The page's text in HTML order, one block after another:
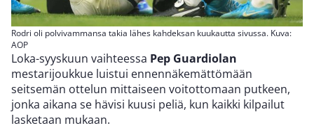
Rodri oli polvivammansa takia lähes kahdeksan kuukautta sivussa. Kuva:
AOP
Loka-syyskuun vaihteessa Pep Guardiolan
mestarijoukkue luistui ennennäkemättömään
seitsemän ottelun mittaiseen voitottomaan putkeen,
jonka aikana se hävisi kuusi peliä, kun kaikki kilpailut
lasketaan mukaan.